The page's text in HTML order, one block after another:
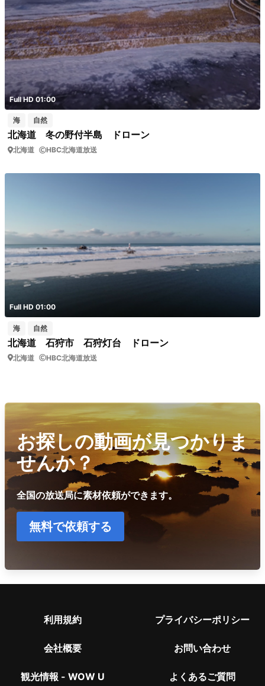
Full HD 01:00
海 自然
北海道 冬の野付半島 ドローン
北海道 HBC北海道放送
Full HD 01:00
海 自然
北海道 石狩市 石狩灯台 ドローン
北海道 HBC北海道放送
お探しの動画が見つかりま
せんか？
全国の放送局に素材依頼ができます。
無料で依頼する
利用規約 プライバシーポリシー
会社概要 お問い合わせ
観光情報 - WOW U よくあるご質問